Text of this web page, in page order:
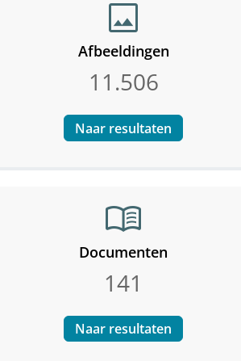
image
Afbeeldingen
11.506
Naar resultaten
menu_book
Documenten
141
Naar resultaten